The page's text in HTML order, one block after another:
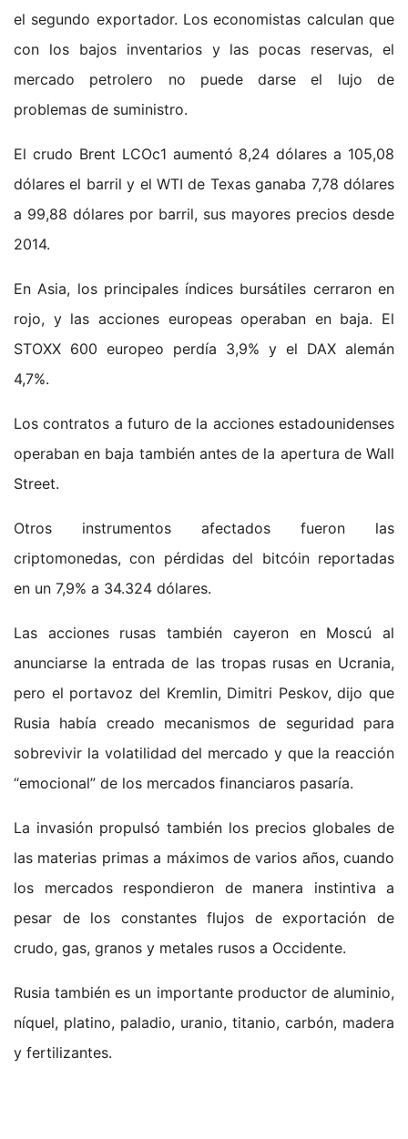
el segundo exportador. Los economistas calculan que
con los bajos inventarios y las pocas reservas, el
mercado petrolero no puede darse el lujo de
problemas de suministro.
El crudo Brent LCOc1 aumentó 8,24 dólares a 105,08
dólares el barril y el WTI de Texas ganaba 7,78 dólares
a 99,88 dólares por barril, sus mayores precios desde
2014.
En Asia, los principales índices bursátiles cerraron en
rojo, y las acciones europeas operaban en baja. El
STOXX 600 europeo perdía 3,9% y el DAX alemán
4,7%.
Los contratos a futuro de la acciones estadounidenses
operaban en baja también antes de la apertura de Wall
Street.
Otros instrumentos afectados fueron las
criptomonedas, con pérdidas del bitcóin reportadas
en un 7,9% a 34.324 dólares.
Las acciones rusas también cayeron en Moscú al
anunciarse la entrada de las tropas rusas en Ucrania,
pero el portavoz del Kremlin, Dimitri Peskov, dijo que
Rusia había creado mecanismos de seguridad para
sobrevivir la volatilidad del mercado y que la reacción
“emocional” de los mercados financiaros pasaría.
La invasión propulsó también los precios globales de
las materias primas a máximos de varios años, cuando
los mercados respondieron de manera instintiva a
pesar de los constantes flujos de exportación de
crudo, gas, granos y metales rusos a Occidente.
Rusia también es un importante productor de aluminio,
níquel, platino, paladio, uranio, titanio, carbón, madera
y fertilizantes.